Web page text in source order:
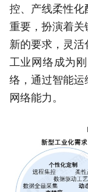
控、产线柔性
重要，扮演着
新的要求，灵
工业网络成为
络，通过智能
网络能力。